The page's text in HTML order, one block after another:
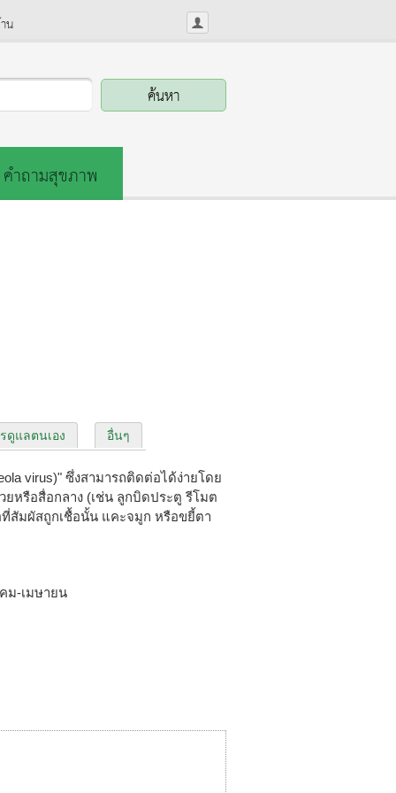
น
คำถามสุขภาพ
ดูแลตนเอง อื่นๆ
virus)" ซึ่งสามารถติดต่อได้ง่ายโดย
หรือสื่อกลาง (เช่น ลูกบิดประตู รีโมต
สัมผัสถูกเชื้อนั้น แคะจมูก หรือขยี้ตา
ม-เมษายน